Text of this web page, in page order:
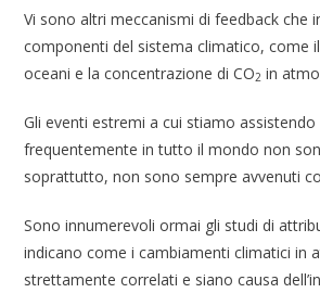
Vi sono altri meccanismi di feedback che
componenti del sistema climatico, come
oceani e la concentrazione di CO2 in
Gli eventi estremi a cui stiamo assistendo
frequentemente in tutto il mondo non
soprattutto, non sono sempre avvenuti
Sono innumerevoli ormai gli studi di
indicano come i cambiamenti climatici in
strettamente correlati e siano causa